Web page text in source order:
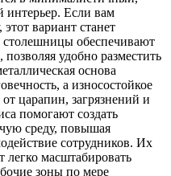
интерьер. Если вам
вариант станет
обеспечивают
удобно разместить
основа
а износостойкое
царапин, загрязнений и
помогают создать
среду, повышая
сотрудников. Их
легко масштабировать
зоны по мере